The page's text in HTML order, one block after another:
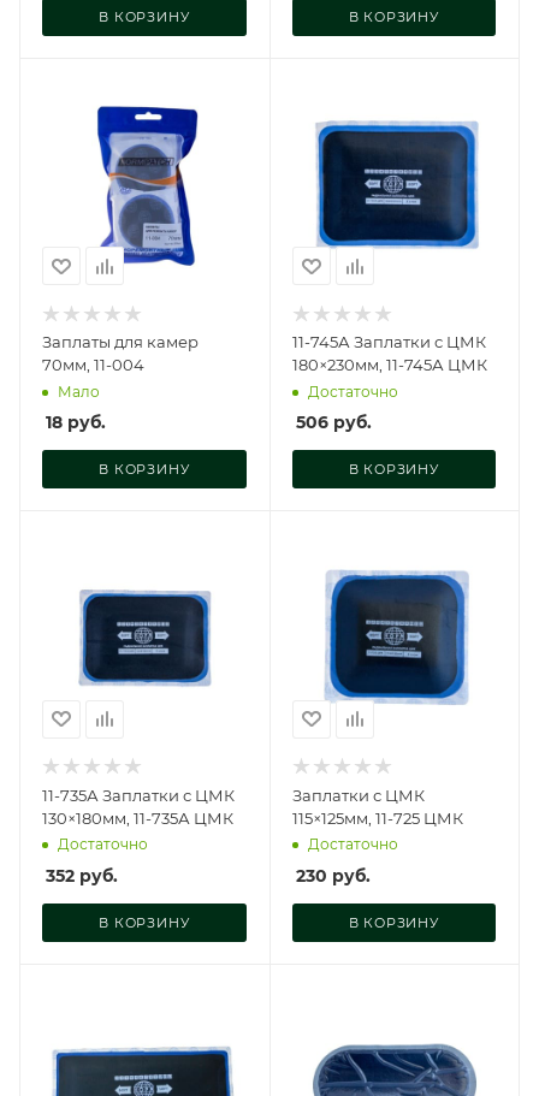
В КОРЗИНУ В КОРЗИНУ
Заплаты для камер
70мм, 11-004
Мало
18 руб.
В КОРЗИНУ
11-745А Заплатки с ЦМК
180×230мм, 11-745А ЦМК
Достаточно
506руб.
В КОРЗИНУ
11-735А Заплатки с ЦМК
130×180мм, 11-735А ЦМК
Достаточно
352 руб.
В КОРЗИНУ
Заплатки с ЦМК
115×125мм, 11-725 ЦМК
Достаточно
230 руб.
В КОРЗИНУ